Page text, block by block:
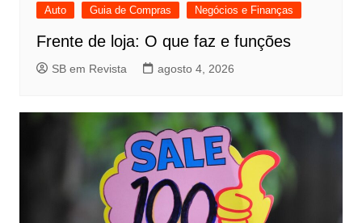
Auto Guia de Compras Negócios e Finanças
Frente de loja: O que faz e funções
SB em Revista agosto 4, 2026